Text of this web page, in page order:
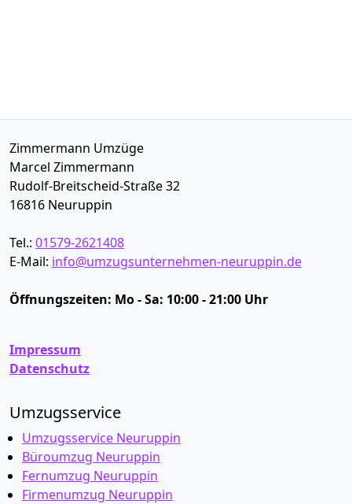
Zimmermann Umzüge
Marcel Zimmermann
Rudolf-Breitscheid-Straße 32
16816 Neuruppin
Tel.: 01579-2621408
E-Mail: info@umzugsunternehmen-neuruppin.de
Öffnungszeiten: Mo - Sa: 10:00 - 21:00 Uhr
Impressum
Datenschutz
Umzugsservice
Umzugsservice Neuruppin
Büroumzug Neuruppin
Fernumzug Neuruppin
Firmenumzug Neuruppin